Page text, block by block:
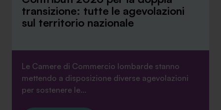
transizione: tutte le agevolazioni
sul territorio nazionale
Le Camere di Commercio lombarde stanno
mettendo a disposizione diverse agevolazioni
per sostenere le...